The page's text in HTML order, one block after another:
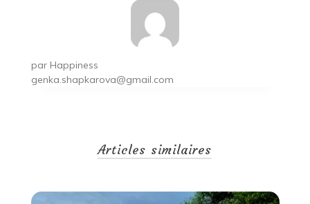
par Happiness
genka.shapkarova@gmail.com
Articles similaires